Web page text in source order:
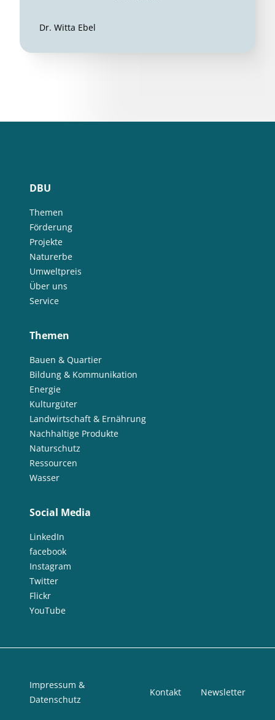
Dr. Witta Ebel
DBU
Themen
Förderung
Projekte
Naturerbe
Umweltpreis
Über uns
Service
Themen
Bauen & Quartier
Bildung & Kommunikation
Energie
Kulturgüter
Landwirtschaft & Ernährung
Nachhaltige Produkte
Naturschutz
Ressourcen
Wasser
Social Media
LinkedIn
facebook
Instagram
Twitter
Flickr
YouTube
Impressum &
Datenschutz
Kontakt Newsletter